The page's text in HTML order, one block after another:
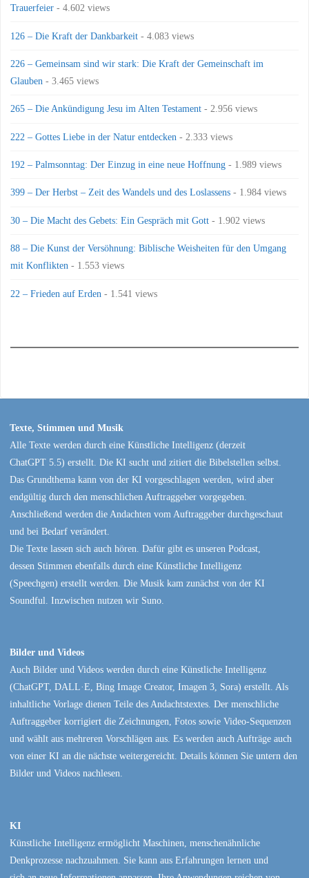
Trauerfeier - 4.602 views
126 – Die Kraft der Dankbarkeit - 4.083 views
226 – Gemeinsam sind wir stark: Die Kraft der Gemeinschaft im
Glauben - 3.465 views
265 – Die Ankündigung Jesu im Alten Testament - 2.956 views
222 – Gottes Liebe in der Natur entdecken - 2.333 views
192 – Palmsonntag: Der Einzug in eine neue Hoffnung - 1.989 views
399 – Der Herbst – Zeit des Wandels und des Loslassens - 1.984 views
30 – Die Macht des Gebets: Ein Gespräch mit Gott - 1.902 views
88 – Die Kunst der Versöhnung: Biblische Weisheiten für den Umgang
mit Konflikten - 1.553 views
22 – Frieden auf Erden - 1.541 views
Texte, Stimmen und Musik
Alle Texte werden durch eine Künstliche Intelligenz (derzeit
ChatGPT 5.5) erstellt. Die KI sucht und zitiert die Bibelstellen selbst.
Das Grundthema kann von der KI vorgeschlagen werden, wird aber
endgültig durch den menschlichen Auftraggeber vorgegeben.
Anschließend werden die Andachten vom Auftraggeber durchgeschaut
und bei Bedarf verändert.
Die Texte lassen sich auch hören. Dafür gibt es unseren Podcast,
dessen Stimmen ebenfalls durch eine Künstliche Intelligenz
(Speechgen) erstellt werden. Die Musik kam zunächst von der KI
Soundful. Inzwischen nutzen wir Suno.
Bilder und Videos
Auch Bilder und Videos werden durch eine Künstliche Intelligenz
(ChatGPT, DALL·E, Bing Image Creator, Imagen 3, Sora) erstellt. Als
inhaltliche Vorlage dienen Teile des Andachtstextes. Der menschliche
Auftraggeber korrigiert die Zeichnungen, Fotos sowie Video-Sequenzen
und wählt aus mehreren Vorschlägen aus. Es werden auch Aufträge auch
von einer KI an die nächste weitergereicht. Details können Sie untern den
Bilder und Videos nachlesen.
KI
Künstliche Intelligenz ermöglicht Maschinen, menschenähnliche
Denkprozesse nachzuahmen. Sie kann aus Erfahrungen lernen und